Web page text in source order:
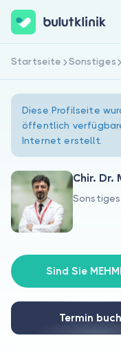
Über uns
Für Patienten
Für Ärzte
Jetzt
Startseite Sonstiges
Diese Profilseite
öffentlich
Internet erstellt.
Chir. Dr.
Sonstiges
Sind Sie
Termin